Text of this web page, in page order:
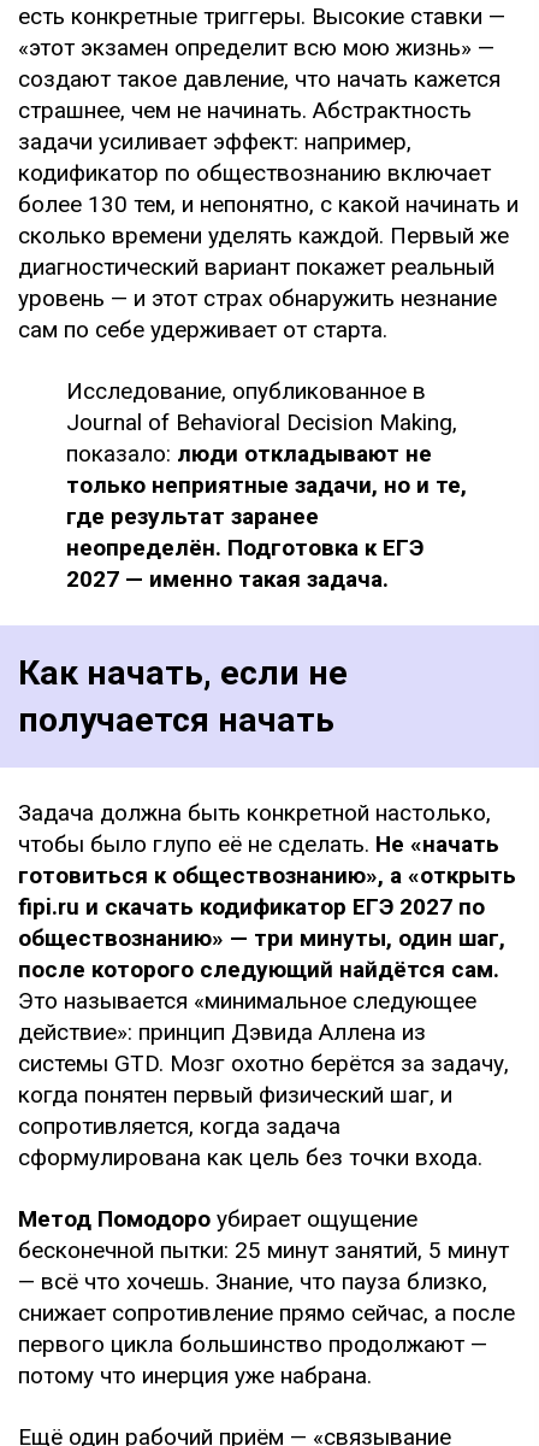
есть конкретные триггеры. Высокие ставки —
«этот экзамен определит всю мою жизнь» —
создают такое давление, что начать кажется
страшнее, чем не начинать. Абстрактность
задачи усиливает эффект: например,
кодификатор по обществознанию включает
более 130 тем, и непонятно, с какой начинать и
сколько времени уделять каждой. Первый же
диагностический вариант покажет реальный
уровень — и этот страх обнаружить незнание
сам по себе удерживает от старта.
Исследование, опубликованное в
Journal of Behavioral Decision Making,
показало: люди откладывают не
только неприятные задачи, но и те,
где результат заранее
неопределён. Подготовка к ЕГЭ
2027 — именно такая задача.
Как начать, если не
получается начать
Задача должна быть конкретной настолько,
чтобы было глупо её не сделать. Не «начать
готовиться к обществознанию», а «открыть
fipi.ru и скачать кодификатор ЕГЭ 2027 по
обществознанию» — три минуты, один шаг,
после которого следующий найдётся сам.
Это называется «минимальное следующее
действие»: принцип Дэвида Аллена из
системы GTD. Мозг охотно берётся за задачу,
когда понятен первый физический шаг, и
сопротивляется, когда задача
сформулирована как цель без точки входа.
Метод Помодоро убирает ощущение
бесконечной пытки: 25 минут занятий, 5 минут
— всё что хочешь. Знание, что пауза близко,
снижает сопротивление прямо сейчас, а после
первого цикла большинство продолжают —
потому что инерция уже набрана.
Ещё один рабочий приём — «связывание